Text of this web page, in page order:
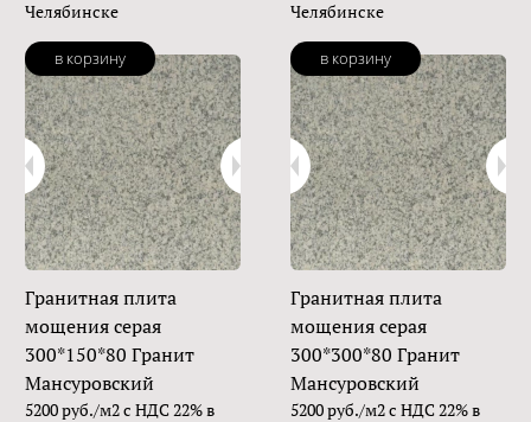
Челябинске
в корзину
Челябинске
в корзину
Гранитная плита
мощения серая
300*150*80 Гранит
Мансуровский
5200 руб./м2 с НДС 22% в
Гранитная плита
мощения серая
300*300*80 Гранит
Мансуровский
5200 руб./м2 с НДС 22% в